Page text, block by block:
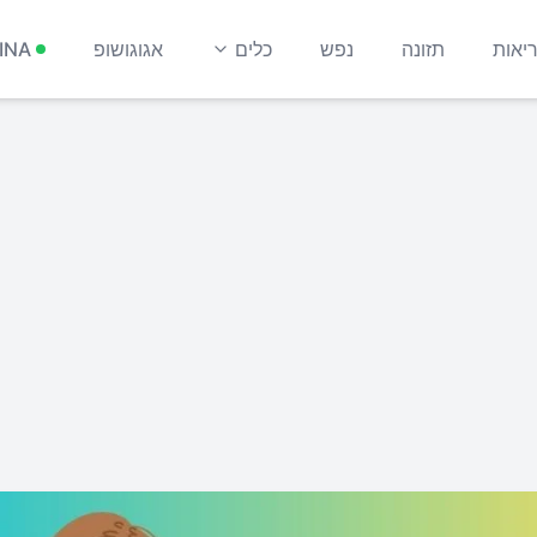
תזונה נפש כלים אגוגושופ